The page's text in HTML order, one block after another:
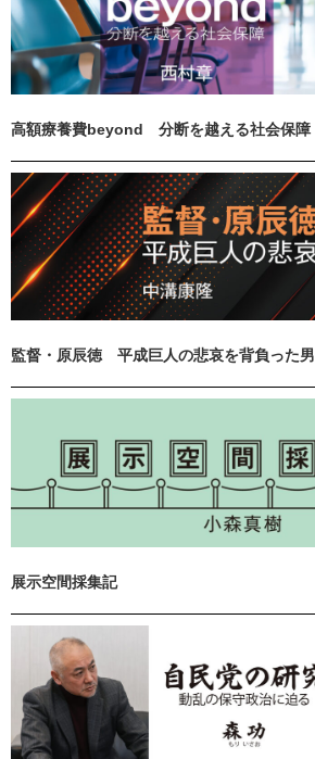
高額療養費beyond 分断を越える社会保障
監督・原辰徳 平成巨人の悲哀を背負った男
展示空間採集記